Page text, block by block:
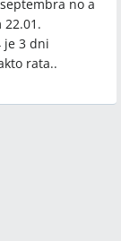
no a
je 3 dni
rata..